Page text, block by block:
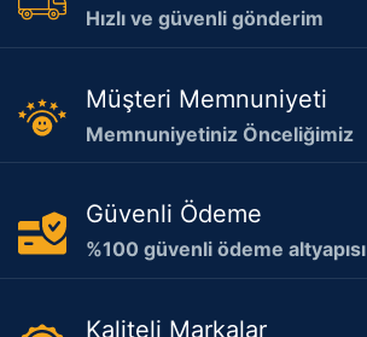
Hızlı ve güvenli gönderim
Müşteri Memnuniyeti
Memnuniyetiniz Önceliğimiz
Güvenli Ödeme
%100 güvenli ödeme altyapısı
Kaliteli Markalar